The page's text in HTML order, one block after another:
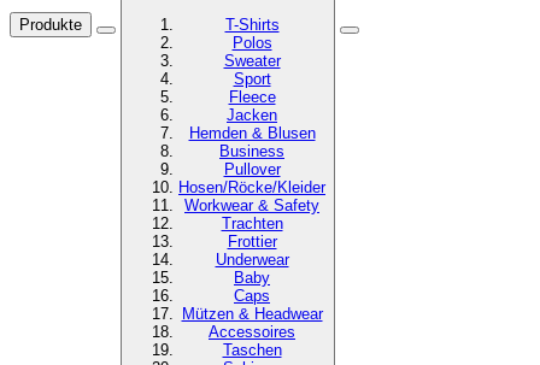
Produkte
T-Shirts
Polos
Sweater
Sport
Fleece
Jacken
Hemden & Blusen
Business
Pullover
Hosen/Röcke/Kleider
Workwear & Safety
Trachten
Frottier
Underwear
Baby
Caps
Mützen & Headwear
Accessoires
Taschen